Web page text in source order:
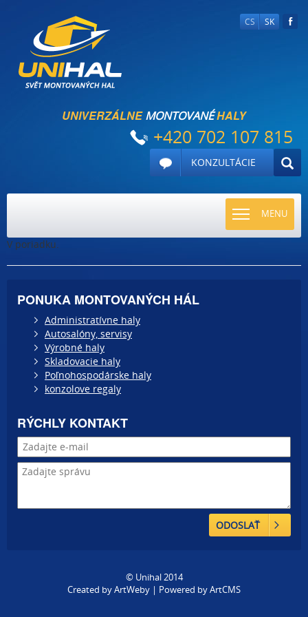
CS SK
UNIVERZÁLNEMONTOVANÉHALY
+420 702 107 815
KONZULTÁCIE
MENU
TOGGLE
V poriadku.
PONUKA MONTOVANÝCH HÁL
Administratívne haly
Autosalóny, servisy
Výrobné haly
Skladovacie haly
Poľnohospodárske haly
konzolove regaly
RÝCHLY KONTAKT
ODOSLAŤ
© Unihal 2014
Created byArtWeby | Powered byArtCMS